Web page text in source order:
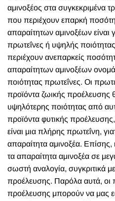
αμινοξέος στα συγκεκριμένα
που περιέχουν επαρκή
απαραίτητων αμινοξέων
πρωτεΐνες ή υψηλής
περιέχουν ανεπαρκείς
απαραίτητων αμινοξέων
ποιότητας πρωτεΐνες. Οι
προϊόντα ζωικής προέλευσης
υψηλότερης ποιότητας από
προϊόντα φυτικής
είναι μια πλήρης πρωτεΐνη,
απαραίτητα αμινοξέα. Επίσης,
τα απαραίτητα αμινοξέα σε
σωστή αναλογία, συγκριτικά
προέλευσης. Παρόλα αυτά, οι
προέλευσης μπορούν να μας